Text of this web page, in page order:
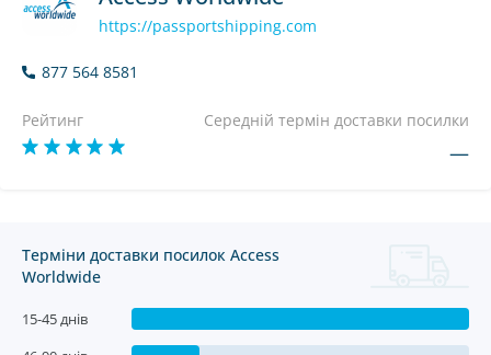
https://passportshipping.com
877 564 8581
Рейтинг Середній термін доставки посилки
—
Терміни доставки посилок Access
Worldwide
15-45 днів